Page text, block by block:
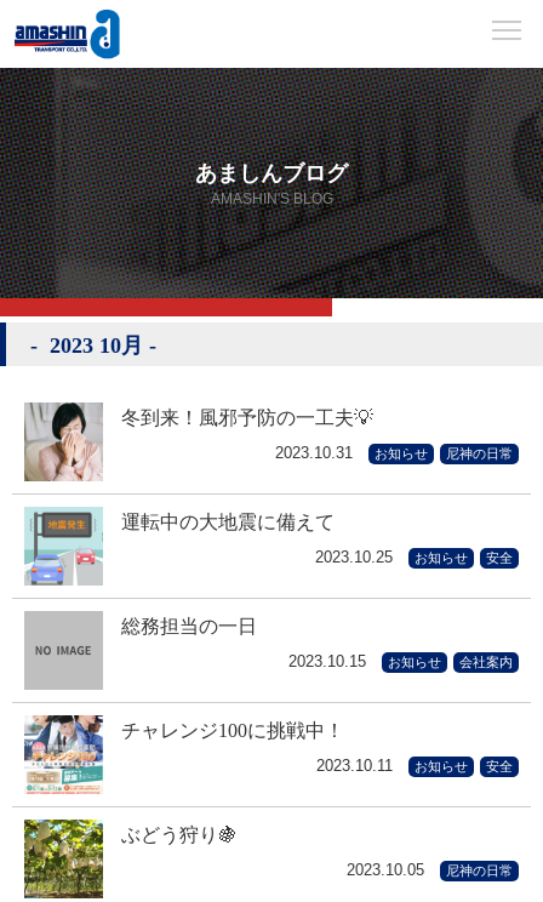
あましんブログ
AMASHIN'S BLOG
2023 10月
冬到来！風邪予防の一工夫💡
2023.10.31 お知らせ 尼神の日常
運転中の大地震に備えて
2023.10.25 お知らせ 安全
総務担当の一日
2023.10.15 お知らせ 会社案内
チャレンジ100に挑戦中！
2023.10.11 お知らせ 安全
ぶどう狩り🍇
2023.10.05 尼神の日常